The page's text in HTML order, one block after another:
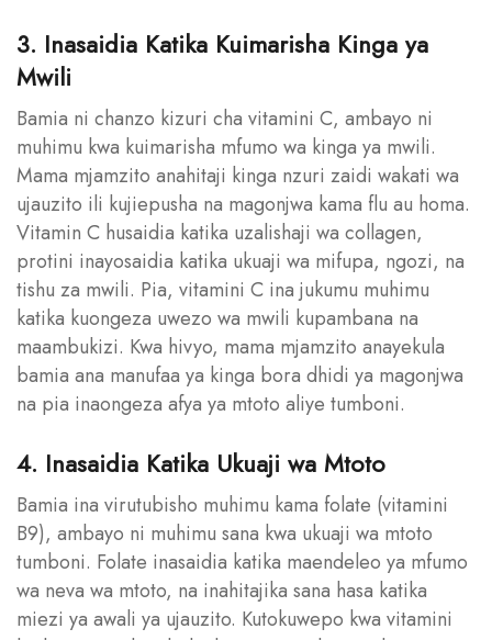
3. Inasaidia Katika Kuimarisha Kinga ya
Mwili
Bamia ni chanzo kizuri cha vitamini C, ambayo ni
muhimu kwa kuimarisha mfumo wa kinga ya mwili.
Mama mjamzito anahitaji kinga nzuri zaidi wakati wa
ujauzito ili kujiepusha na magonjwa kama flu au homa.
Vitamin C husaidia katika uzalishaji wa collagen,
protini inayosaidia katika ukuaji wa mifupa, ngozi, na
tishu za mwili. Pia, vitamini C ina jukumu muhimu
katika kuongeza uwezo wa mwili kupambana na
maambukizi. Kwa hivyo, mama mjamzito anayekula
bamia ana manufaa ya kinga bora dhidi ya magonjwa
na pia inaongeza afya ya mtoto aliye tumboni.
4. Inasaidia Katika Ukuaji wa Mtoto
Bamia ina virutubisho muhimu kama folate (vitamini
B9), ambayo ni muhimu sana kwa ukuaji wa mtoto
tumboni. Folate inasaidia katika maendeleo ya mfumo
wa neva wa mtoto, na inahitajika sana hasa katika
miezi ya awali ya ujauzito. Kutokuwepo kwa vitamini